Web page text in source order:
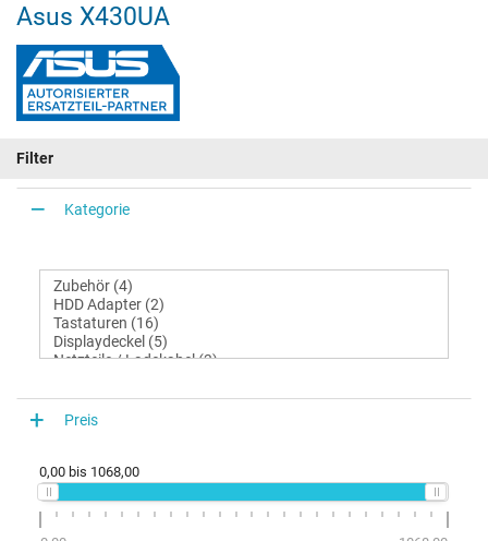
Asus X430UA
Filter
Kategorie
Preis
0,00 bis 1068,00